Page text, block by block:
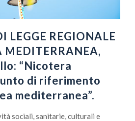
LEGGE REGIONALE
MEDITERRANEA,
“Nicotera
di riferimento
mediterranea”.
sociali, sanitarie, culturali e